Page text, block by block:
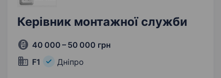
Керівник монтажної служби
40 000 – 50 000 грн
F1
Дніпро